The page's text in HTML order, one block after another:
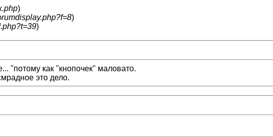
)
)
)
"потому как "кнопочек" маловато.
это дело.